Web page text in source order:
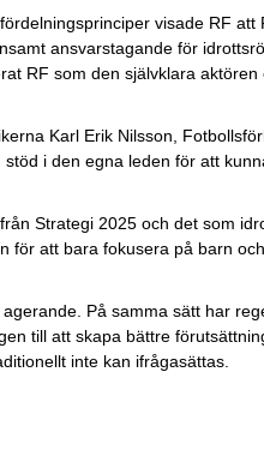
visade RF att
ansvarstagande för
RF som den självklara
Karl Erik Nilsson,
i den egna leden för att
Strategi 2025 och det som
för att bara fokusera på barn
På samma sätt har
till att skapa bättre
inte kan ifrågasättas.